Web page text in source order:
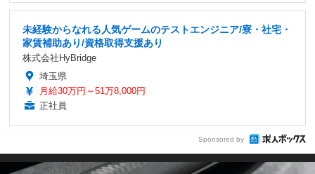
未経験からなれる人気ゲームのテストエンジニア/寮・社宅・
家賃補助あり/資格取得支援あり
株式会社HyBridge
埼玉県
月給30万円～51万8,000円
正社員
Sponsored by